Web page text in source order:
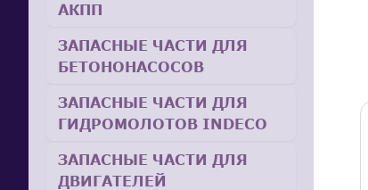
АКПП
ЗАПАСНЫЕ ЧАСТИ ДЛЯ
БЕТОНОНАСОСОВ
ЗАПАСНЫЕ ЧАСТИ ДЛЯ
ГИДРОМОЛОТОВ INDECO
ЗАПАСНЫЕ ЧАСТИ ДЛЯ
ДВИГАТЕЛЕЙ